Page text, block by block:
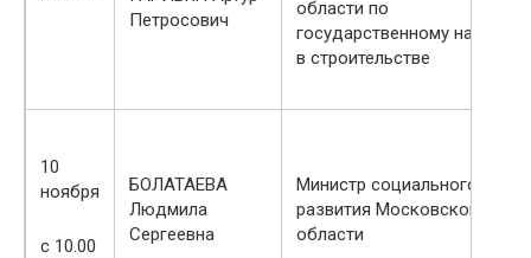
Петросович
области по
государственному надзору
в строительстве
10
ноября
с 10.00
БОЛАТАЕВА
Людмила
Сергеевна
Министр социального
развития Московской
области